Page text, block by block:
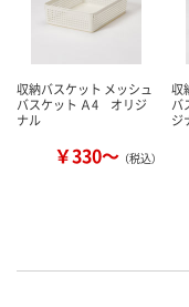
収納バスケット メッシュ
バスケット Ａ4 オリジ
ナル
￥330～ （税込）
収
バ
ジ